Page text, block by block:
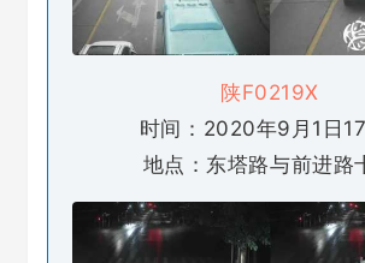
陕F0219X
时间：2020年9月1日
地点：东塔路与前进路